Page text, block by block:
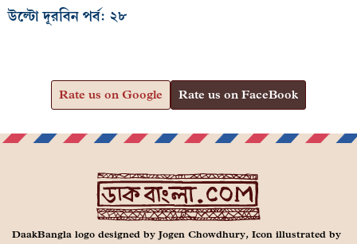
উল্টো দূরবিন পর্ব: ২৮
Rate us on Google Rate us on FaceBook
DaakBangla logo designed by Jogen Chowdhury, Icon illustrated by